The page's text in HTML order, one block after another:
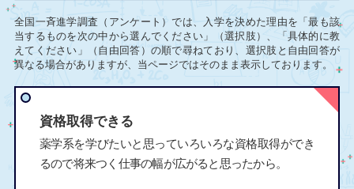
全国一斉進学調査（アンケート）では、入学を決めた理由を「最も該
当するものを次の中から選んでください」（選択肢）、「具体的に教
えてください」（自由回答）の順で尋ねており、選択肢と自由回答が
異なる場合がありますが、当ページではそのまま表示しております。
資格取得できる
薬学系を学びたいと思っていろいろな資格取得ができ
るので将来つく仕事の幅が広がると思ったから。